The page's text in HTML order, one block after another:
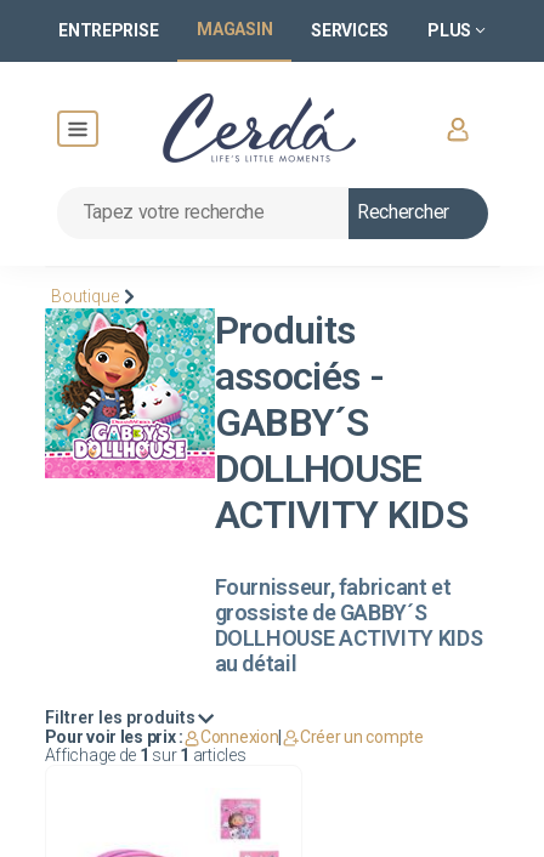
ENTREPRISE MAGASIN SERVICES PLUS
Rechercher
Boutique
Produits
associés -
GABBY´S
DOLLHOUSE
ACTIVITY KIDS
Fournisseur, fabricant et
grossiste de GABBY´S
DOLLHOUSE ACTIVITY KIDS
au détail
Filtrer les produits
Affichage de 1 sur1 articles
Pour voir les prix : Connexion Créer un compte